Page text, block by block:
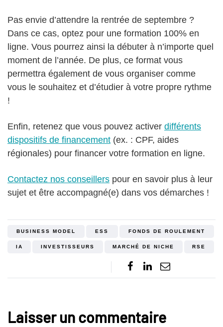
Pas envie d’attendre la rentrée de septembre ?
Dans ce cas, optez pour une formation 100% en
ligne. Vous pourrez ainsi la débuter à n’importe quel
moment de l’année. De plus, ce format vous
permettra également de vous organiser comme
vous le souhaitez et d’étudier à votre propre rythme
!
Enfin, retenez que vous pouvez activer différents
dispositifs de financement (ex. : CPF, aides
régionales) pour financer votre formation en ligne.
Contactez nos conseillers pour en savoir plus à leur
sujet et être accompagné(e) dans vos démarches !
BUSINESS MODEL ESS FONDS DE ROULEMENT
IA INVESTISSEURS MARCHÉ DE NICHE RSE
Laisser un commentaire